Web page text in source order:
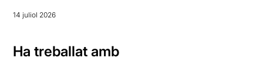
14 juliol 2026
Ha treballat amb